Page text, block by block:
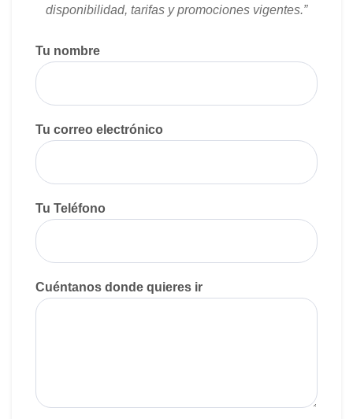
disponibilidad, tarifas y promociones vigentes.”
Tu nombre
Tu correo electrónico
Tu Teléfono
Cuéntanos donde quieres ir